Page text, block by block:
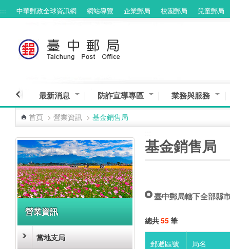
跳到主要內容區塊
::: 中華郵政全球資訊網 網站導覽 企業郵局 校園郵局 兒童郵局
最新消息 防詐宣導專區 業務與服務
首頁 > 營業資訊 > 基金銷售局
營業資訊
當地支局
基金銷售局
臺中郵局轄下全部縣
總共55筆
郵遞區號 局名